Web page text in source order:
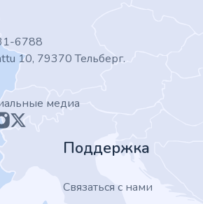
6788
10, 79370 Тельберг.
медиа
Поддержка
Связаться с нами